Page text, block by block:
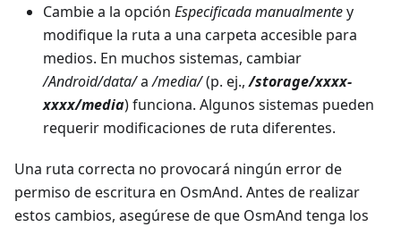
Cambie a la opción Especificada manualmentey
modifique la ruta a una carpeta accesible para
medios. En muchos sistemas, cambiar
/Android/data/a/media/(p. ej.,/storage/xxxx-
xxxx/media) funciona. Algunos sistemas pueden
requerir modificaciones de ruta diferentes.
Una ruta correcta no provocará ningún error de
permiso de escritura en OsmAnd. Antes de realizar
estos cambios, asegúrese de que OsmAnd tenga los